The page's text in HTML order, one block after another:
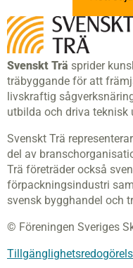
Svenskt Trä sprider
träbyggande för att
livskraftig
utbilda och driva teknisk
Svenskt Trä
del av
Trä företräder också
förpackningsindustri
svensk bygghandel och
© Föreningen Sveriges